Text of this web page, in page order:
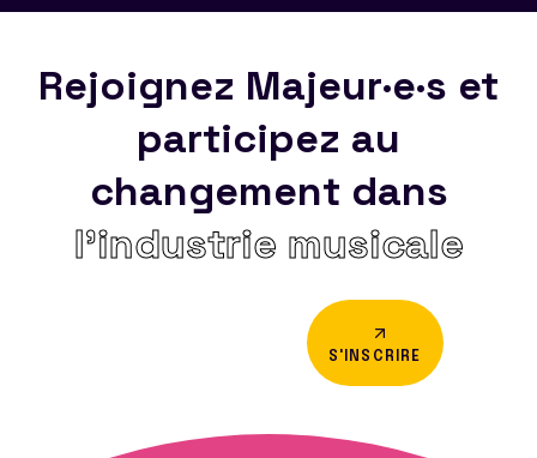
Rejoignez Majeur·e·s et
participez au
changement dans
l’industrie musicale
S'INSCRIRE